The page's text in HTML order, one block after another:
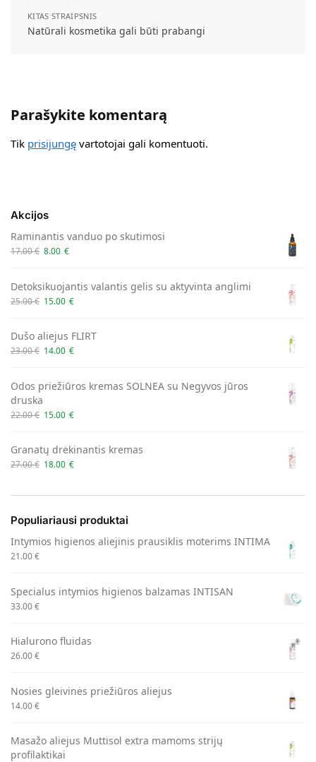
KITAS STRAIPSNIS
Natūrali kosmetika gali būti prabangi
Parašykite komentarą
Tik prisijungę vartotojai gali komentuoti.
Akcijos
Raminantis vanduo po skutimosi
17.00€ 8.00 €
Detoksikuojantis valantis gelis su aktyvinta anglimi
25.00€ 15.00 €
Dušo aliejus FLIRT
23.00€ 14.00 €
Odos priežiūros kremas SOLNEA su Negyvos jūros
druska
22.00€ 15.00 €
Granatų drėkinantis kremas
27.00€ 18.00 €
Populiariausi produktai
Intymios higienos aliejinis prausiklis moterims INTIMA
21.00€
Specialus intymios higienos balzamas INTISAN
33.00€
Hialurono fluidas
26.00€
Nosies gleivinės priežiūros aliejus
14.00€
Masažo aliejus Muttisol extra mamoms strijų
profilaktikai